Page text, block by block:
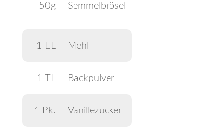
50g Semmelbrösel
1 EL Mehl
1 TL Backpulver
1 Pk. Vanillezucker